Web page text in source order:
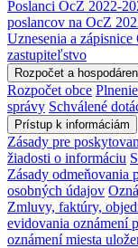
Poslanci OcZ 2022-
poslancov na OcZ
Uznesenia a zápisnice
zastupiteľstvo
Rozpočet a
Rozpočet obce
správy Schválené
Prístup k informáciám
Zásady pre
žiadosti o informáciu
Zásady odmeňovania
osobných údajov
Zmluvy, faktúry,
evidovania oznámení
oznámení miesta